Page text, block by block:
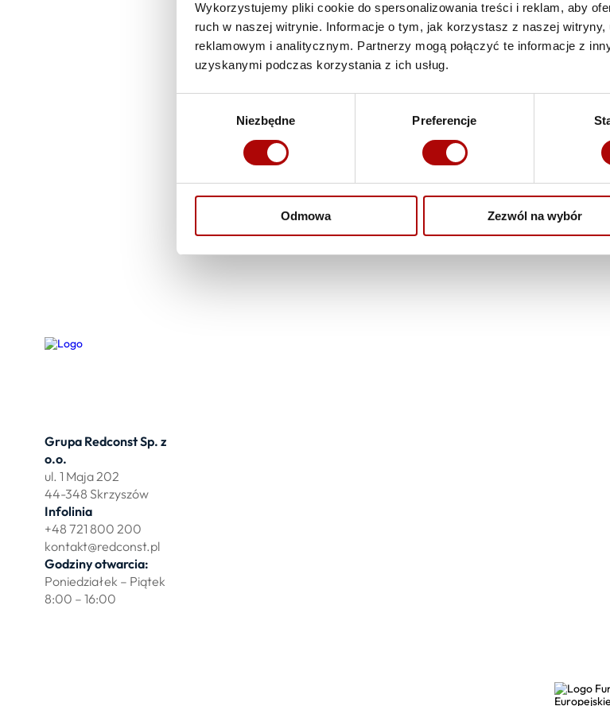
Wykorzystujemy pliki cookie do spersonalizowania treści i reklam, aby
ruch w naszej witrynie. Informacje o tym, jak korzystasz z naszej witryny,
reklamowym i analitycznym. Partnerzy mogą połączyć te informacje z
uzyskanymi podczas korzystania z ich usług.
Niezbędne Preferencje
Odmowa Zezwól na wybór
Grupa Redconst Sp. z
o.o.
ul. 1 Maja 202
44-348 Skrzyszów
Infolinia
+48 721 800 200
kontakt@redconst.pl
Godziny otwarcia:
Poniedziałek – Piątek
8:00 – 16:00